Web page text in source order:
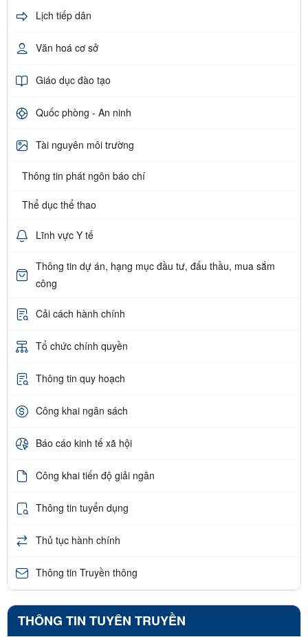
Lịch tiếp dân
Văn hoá cơ sở
Giáo dục đào tạo
Quốc phòng - An ninh
Tài nguyên môi trường
Thông tin phát ngôn báo chí
Thể dục thể thao
Lĩnh vực Y tế
Thông tin dự án, hạng mục đầu tư, đấu thầu, mua sắm
công
Cải cách hành chính
Tổ chức chính quyền
Thông tin quy hoạch
Công khai ngân sách
Báo cáo kinh tế xã hội
Công khai tiến độ giải ngân
Thông tin tuyển dụng
Thủ tục hành chính
Thông tin Truyền thông
THÔNG TIN TUYÊN TRUYỀN